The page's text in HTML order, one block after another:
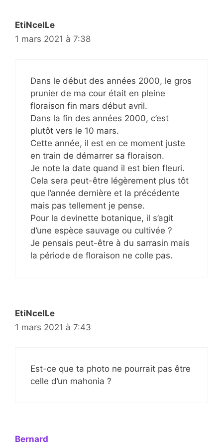
EtiNcelLe
1 mars 2021 à 7:38
Dans le début des années 2000, le gros
prunier de ma cour était en pleine
floraison fin mars début avril.
Dans la fin des années 2000, c’est
plutôt vers le 10 mars.
Cette année, il est en ce moment juste
en train de démarrer sa floraison.
Je note la date quand il est bien fleuri.
Cela sera peut-être légèrement plus tôt
que l’année dernière et la précédente
mais pas tellement je pense.
Pour la devinette botanique, il s’agit
d’une espèce sauvage ou cultivée ?
Je pensais peut-être à du sarrasin mais
la période de floraison ne colle pas.
EtiNcelLe
1 mars 2021 à 7:43
Est-ce que ta photo ne pourrait pas être
celle d’un mahonia ?
Bernard